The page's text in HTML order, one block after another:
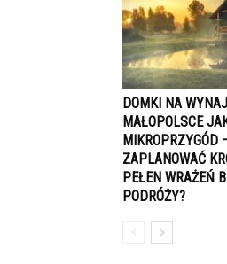
DOMKI NA
MAŁOPOLSCE
MIKROPRZYGÓD
ZAPLANOWAĆ
PEŁEN WRAŻEŃ
PODRÓŻY?